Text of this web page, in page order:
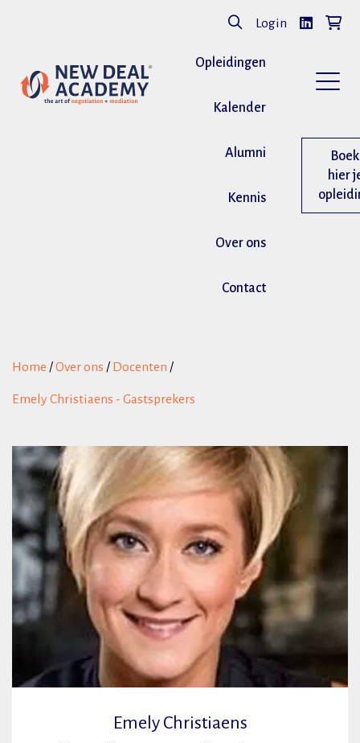
Login
Opleidingen
Kalender
Alumni
Kennis
Over ons
Contact
Boek
hier
Home /Over ons / Docenten /
Emely Christiaens - Gastsprekers
Emely Christiaens